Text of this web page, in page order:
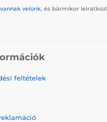
velünk, és bármikor
feltételek